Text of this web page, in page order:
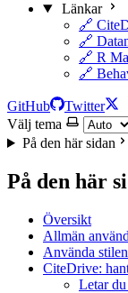
Länkar
🔗
🔗
🔗 R
🔗
GitHub
Twitter
Välj tema
På den här sidan
På den här
Översikt
Allmän
Använda
CiteDrive:
Letar